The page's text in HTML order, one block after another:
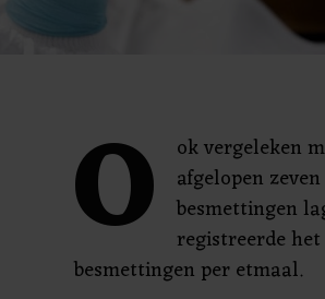
O
ok vergeleken
afgelopen
besmettingen
registreerde
besmettingen per etmaal.